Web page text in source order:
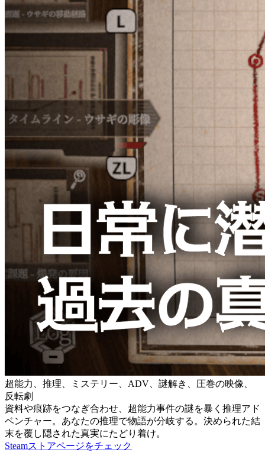
超能力、推理、ミステリー、ADV、謎解き、圧巻の映像、
反転劇
資料や痕跡をつなぎ合わせ、超能力事件の謎を暴く推理アド
ベンチャー。あなたの推理で物語が分岐する。決められた結
末を覆し隠された真実にたどり着け。
Steamストアページをチェック